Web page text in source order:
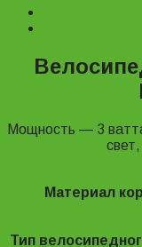
Мощность ― 3
Материал
Тип